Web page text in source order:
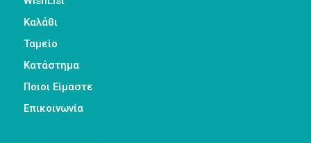
Καλάθι
Ταμείο
Κατάστημα
Ποιοι Είμαστε
Επικοινωνία